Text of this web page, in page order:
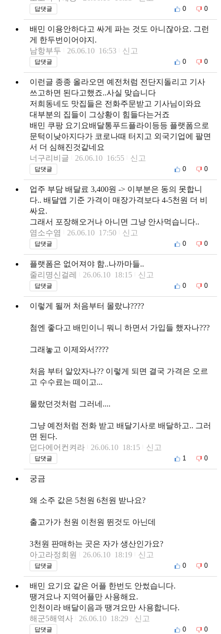
답댓글 0 0
배민 이용안하다고 싸게 파는 것도 아니잖아요. 그런
게 한두번이어야지.
남항부두
26.06.10 16:53 신고
답댓글 0 0
이런글 종종 올라오면 예전처럼 전단지돌리고 기사
쓰고하면 된다고했죠..사실 맞습니다
저희동네도 맛집들은 전화주문받고 기사님이와요
대부분의 집들이 그상황이 힘들다는거죠
배민 쿠팡 요기요배달통푸드플라이등등 플랫폼으로
문턱이낮아지다가 코로나때 터지고 외국기업에 팔면
서 더 심해진것같네요
너구리비글
26.06.10 16:55 신고
답댓글 0 0
업주 부담 배달료 3,400원 -> 이부분은 동의 못합니
다.. 배달앱 기준 가격이 매장가격보다 4-5천원 더 비
싸요.
그래서 포장해오거나 아니면 그냥 안사먹습니다..
염소수염
26.06.10 17:50 신고
답댓글 0 0
플랫폼은 없어져야 함..나까마들..
줄리명신걸레
26.06.10 18:15 신고
답댓글 0 0
이렇게 될꺼 처음부터 몰랐냐????
첨엔 좋다고 배민이니 뭐니 하면서 가입들 했자나???
그래놓고 이제와서????
처음 부터 알았자나?? 이렇게 되면 결국 가격은 오르
고 수수료는 떼이고...
몰랐던것처럼 그러네....
그냥 예전처럼 전화 받고 배달기사로 배달하고.. 그러
면 된다.
덥다에어컨켜라
26.06.10 18:15 신고
답댓글 1 0
궁금
왜 소주 값은 5천원 6천원 받나요?
출고가가 천원 이천원 뛴것도 아닌데
3천원 판매하는 곳은 자가 생산인가요?
아고라정회원
26.06.10 18:19 신고
답댓글 0 0
배민 요기요 같은 어플 한번도 안썼습니다.
땡겨요나 지역어플만 사용해요.
인천이라 배달이음과 땡겨요만 사용합니다.
해군5해역사
26.06.10 18:29 신고
답댓글 0 0